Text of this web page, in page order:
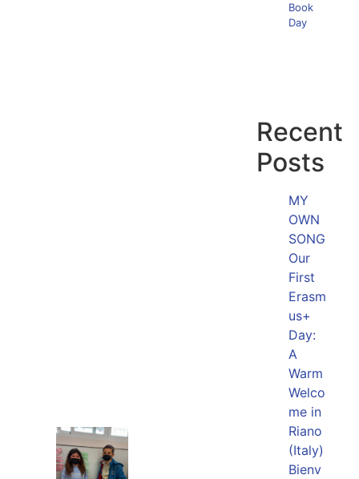
Book
Day
Recent
Posts
MY
OWN
SONG
Our
First
Erasm
us+
Day:
A
Warm
Welco
me in
Riano
(Italy)
Bienv